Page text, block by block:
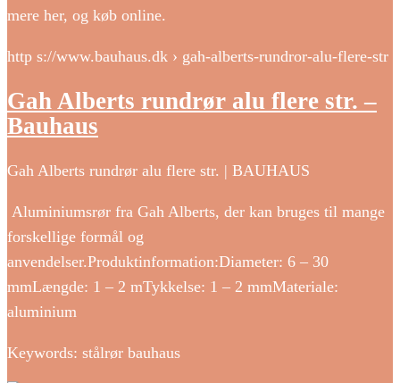
mere her, og køb online.
http s://www.bauhaus.dk › gah-alberts-rundror-alu-flere-str
Gah Alberts rundrør alu flere str. –
Bauhaus
Gah Alberts rundrør alu flere str. | BAUHAUS
Aluminiumsrør fra Gah Alberts, der kan bruges til mange
forskellige formål og
anvendelser.Produktinformation:Diameter: 6 – 30
mmLængde: 1 – 2 mTykkelse: 1 – 2 mmMateriale:
aluminium
Keywords: stålrør bauhaus